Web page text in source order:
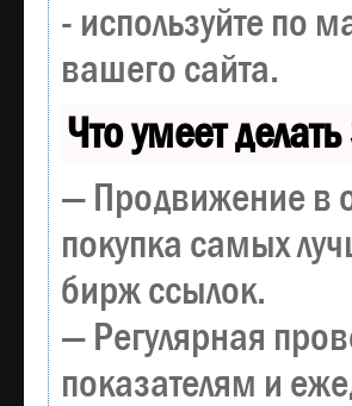
- используйте по
вашего сайта.
Что умеет
— Продвижение в
покупка самых
бирж ссылок.
— Регулярная
показателям и